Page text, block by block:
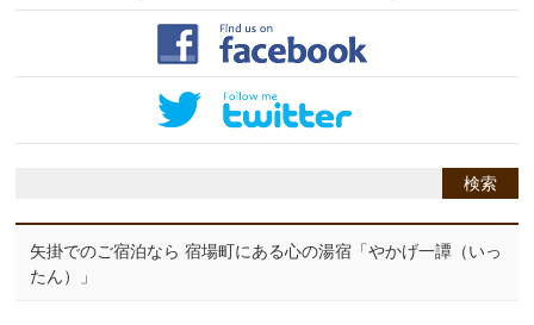
矢掛でのご宿泊なら 宿場町にある心の湯宿「やかげ一譚（いっ
たん）」